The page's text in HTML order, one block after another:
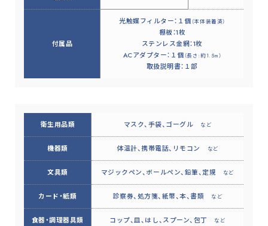
付属品
光触媒フィルター：１個（本体装着済）
棚板：1枚
ステンレス金網：1枚​
ACアダプター：１個（長さ:約1.5m）​
取扱説明書：１部​
衛生用品類 マスク、手袋、ゴーグル など
機器類 体温計、携帯電話、リモコン など
文具類 マジックペン、ボールペン、鉛筆、定規 など
カード・紙類 診察券、処方箋、紙幣、本、書類 など
食器・調理器具類 コップ、皿、はし、スプーン、包丁 など